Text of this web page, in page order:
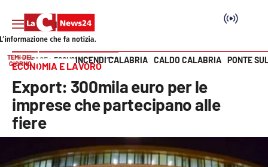
SEZIONI
Cronaca
Politica
Vai
TEMI DEL
GIORNO
INCENDI CALABRIA CALDO CALABRIA PONTE
HOME PAGE ECONOMIA E LAVORO
ECONOMIA E LAVORO
Export: 300mila euro per le
imprese che partecipano alle
fiere